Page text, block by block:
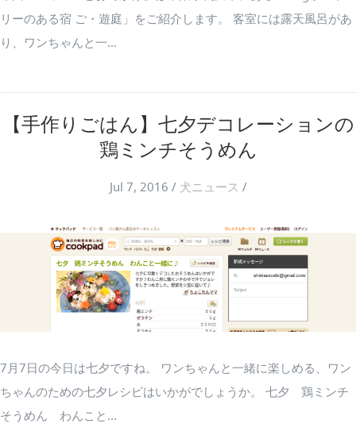
リーのある宿 ご・遊庭」をご紹介します。 客室には露天風呂があ
り、ワンちゃんと一...
【手作りごはん】七夕デコレーションの
鶏ミンチそうめん
Jul 7, 2016 / 犬ニュース /
7月7日の今日は七夕ですね。 ワンちゃんと一緒に楽しめる、ワン
ちゃんのための七夕レシピはいかがでしょうか。 七夕 鶏ミンチ
そうめん わんこと...